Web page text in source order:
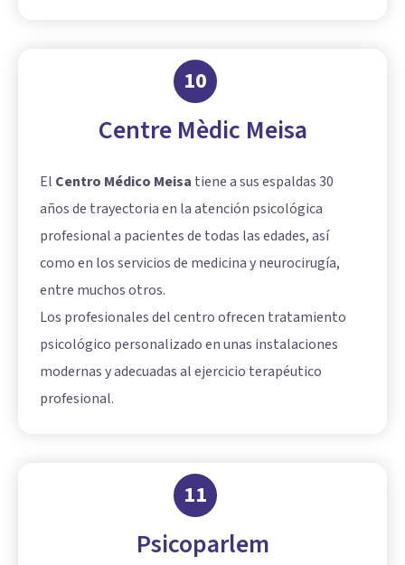
10
Centre Mèdic Meisa
El Centro Médico Meisa tiene a sus espaldas 30
años de trayectoria en la atención psicológica
profesional a pacientes de todas las edades, así
como en los servicios de medicina y neurocirugía,
entre muchos otros.
Los profesionales del centro ofrecen tratamiento
psicológico personalizado en unas instalaciones
modernas y adecuadas al ejercicio terapéutico
profesional.
11
Psicoparlem